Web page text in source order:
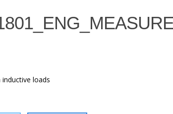
inductive loads